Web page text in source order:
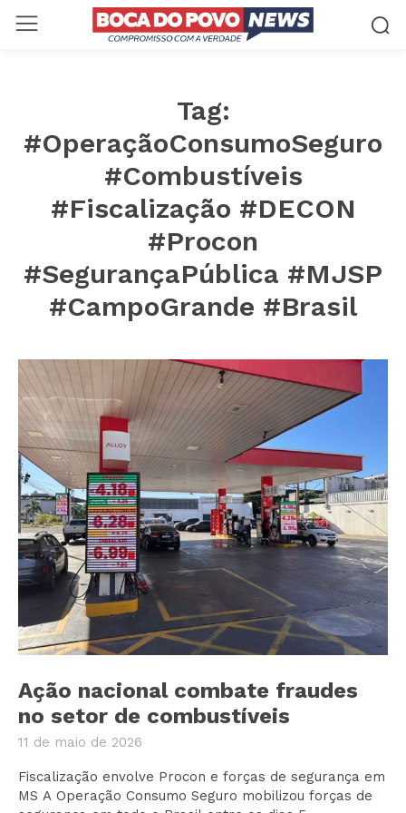
Tag:
#OperaçãoConsumoSeguro
#Combustíveis
#Fiscalização #DECON
#Procon
#SegurançaPública #MJSP
#CampoGrande #Brasil
Ação nacional combate fraudes
no setor de combustíveis
11 de maio de 2026
Fiscalização envolve Procon e forças de segurança em
MS A Operação Consumo Seguro mobilizou forças de